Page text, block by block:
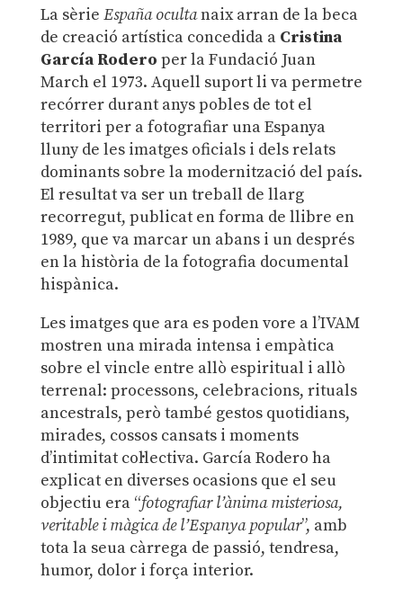
La sèrie España ocultanaix arran de la beca
de creació artística concedida a Cristina
García Rodero per la Fundació Juan
March el 1973. Aquell suport li va permetre
recórrer durant anys pobles de tot el
territori per a fotografiar una Espanya
lluny de les imatges oficials i dels relats
dominants sobre la modernització del país.
El resultat va ser un treball de llarg
recorregut, publicat en forma de llibre en
1989, que va marcar un abans i un després
en la història de la fotografia documental
hispànica.
Les imatges que ara es poden vore a l’IVAM
mostren una mirada intensa i empàtica
sobre el vincle entre allò espiritual i allò
terrenal: processons, celebracions, rituals
ancestrals, però també gestos quotidians,
mirades, cossos cansats i moments
d’intimitat col·lectiva. García Rodero ha
explicat en diverses ocasions que el seu
objectiu era “fotografiar l’ànima misteriosa,
veritable i màgica de l’Espanya popular”, amb
tota la seua càrrega de passió, tendresa,
humor, dolor i força interior.